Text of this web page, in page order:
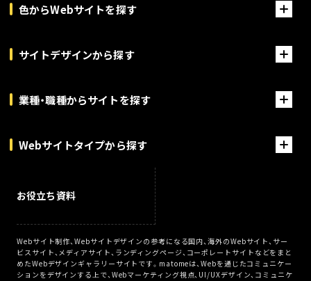
色からWebサイトを探す
サイトデザインから探す
業種・職種からサイトを探す
Webサイトタイプから探す
お役立ち資料
Webサイト制作、Webサイトデザインの参考になる国内、海外のWebサイト、サー
ビスサイト、メディアサイト、ランディングページ、コーポレートサイトなどをまと
めたWebデザインギャラリーサイトです。matomeは、Webを通じたコミュニケー
ションをデザインする上で、Webマーケティング視点、UI/UXデザイン、コミュニケ